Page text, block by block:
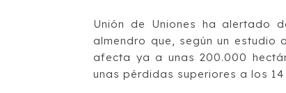
Unión de Uniones ha alertado
almendro que, según un estudio
afecta ya a unas 200.000
unas pérdidas superiores a los